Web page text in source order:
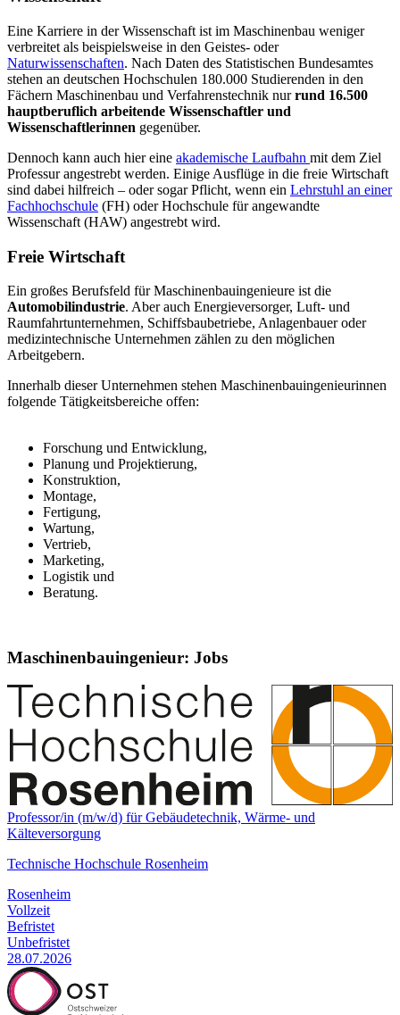
Eine Karriere in der Wissenschaft ist im Maschinenbau weniger
verbreitet als beispielsweise in den Geistes- oder
Naturwissenschaften. Nach Daten des Statistischen Bundesamtes
stehen an deutschen Hochschulen 180.000 Studierenden in den
Fächern Maschinenbau und Verfahrenstechnik nurrund 16.500
hauptberuflich arbeitende Wissenschaftler und
Wissenschaftlerinnen gegenüber.
Dennoch kann auch hier eine akademische Laufbahn mit dem Ziel
Professur angestrebt werden. Einige Ausflüge in die freie Wirtschaft
sind dabei hilfreich – oder sogar Pflicht, wenn ein Lehrstuhl an einer
Fachhochschule (FH) oder Hochschule für angewandte
Wissenschaft (HAW) angestrebt wird.
Freie Wirtschaft
Ein großes Berufsfeld für Maschinenbauingenieure ist die
Automobilindustrie. Aber auch Energieversorger, Luft- und
Raumfahrtunternehmen, Schiffsbaubetriebe, Anlagenbauer oder
medizintechnische Unternehmen zählen zu den möglichen
Arbeitgebern.
Innerhalb dieser Unternehmen stehen Maschinenbauingenieurinnen
folgende Tätigkeitsbereiche offen:
Forschung und Entwicklung,
Planung und Projektierung,
Konstruktion,
Montage,
Fertigung,
Wartung,
Vertrieb,
Marketing,
Logistik und
Beratung.
Maschinenbauingenieur: Jobs
Professor/in (m/w/d) für Gebäudetechnik, Wärme- und
Kälteversorgung
Technische Hochschule Rosenheim
Rosenheim
Vollzeit
Befristet
Unbefristet
28.07.2026